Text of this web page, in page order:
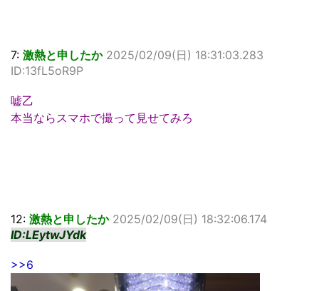
7: 激熱と申したか 2025/02/09(日) 18:31:03.283
ID:13fL5oR9P
嘘乙
本当ならスマホで撮って見せてみろ
12: 激熱と申したか 2025/02/09(日) 18:32:06.174
ID:LEytwJYdk
>>6